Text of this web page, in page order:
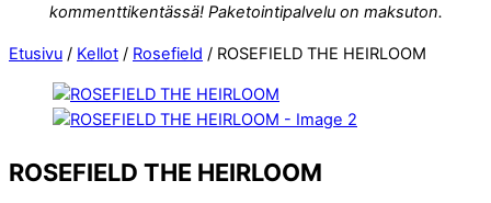
kommenttikentässä! Paketointipalvelu on maksuton.
Etusivu / Kellot / Rosefield / ROSEFIELD THE HEIRLOOM
ROSEFIELD THE HEIRLOOM